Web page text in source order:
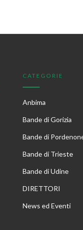
CATEGORIE
Anbima
Bande di Gorizia
Bande di
Bande di Trieste
Bande di Udine
DIRETTORI
News ed Eventi